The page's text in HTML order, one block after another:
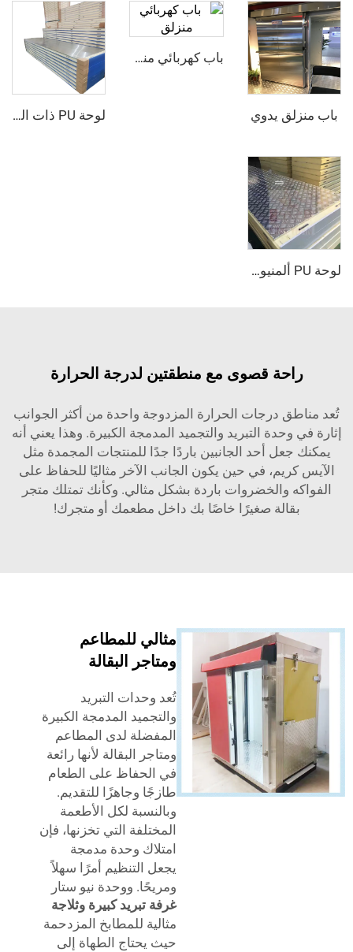
يدوي
باب كهربائي منزلق
لوحة PU ذات الوجه الفولاذي الصدأي
لوحة PU ألمنيوم مركبة مقاومة للانزلاق
قصوى مع منطقتين لدرجة الحرارة
درجات الحرارة المزدوجة واحدة من أكثر الجوانب
التبريد والتجميد المدمجة الكبيرة. وهذا يعني أنه
أحد الجانبين باردًا جدًا للمنتجات المجمدة مثل
في حين يكون الجانب الآخر مثاليًا للحفاظ على
والخضروات باردة بشكل مثالي. وكأنك تمتلك متجر
صغيرًا خاصًا بك داخل مطعمك أو متجرك!
مثالي للمطاعم
ومتاجر البقالة
تُعد وحدات التبريد
والتجميد المدمجة الكبيرة
المفضلة لدى المطاعم
ومتاجر البقالة لأنها رائعة
في الحفاظ على الطعام
طازجًا وجاهزًا للتقديم.
وبالنسبة لكل الأطعمة
المختلفة التي تخزنها، فإن
امتلاك وحدة مدمجة
يجعل التنظيم أمرًا سهلاً
ومريحًا. ووحدة نيو ستار
غرفة تبريد كبيرة وثلاجة
مثالية للمطابخ المزدحمة
حيث يحتاج الطهاة إلى